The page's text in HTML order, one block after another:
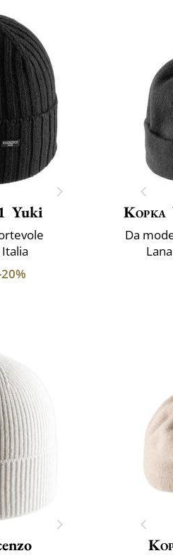
Yuki Kopka
Da